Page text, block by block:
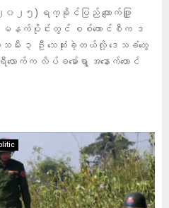
၂၅) ရက္ခိုင်ပြည် ကျောက်ဖြူ
ေ့ မနက်ပိုင်းတွင် စစ်ကောင်စီက ဒ
သမီး ၃ ဦး သေဆုံးခဲ့တယ်လို့ ဒေသခံတွေ
က်က လိပ်ခမော်ရွာ အနောက်တောင်